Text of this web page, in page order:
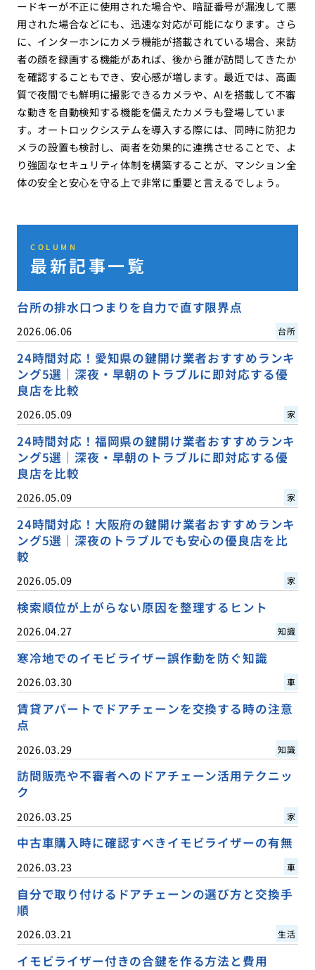
ードキーが不正に使用された場合や、暗証番号が漏洩して悪
用された場合などにも、迅速な対応が可能になります。さら
に、インターホンにカメラ機能が搭載されている場合、来訪
者の顔を録画する機能があれば、後から誰が訪問してきたか
を確認することもでき、安心感が増します。最近では、高画
質で夜間でも鮮明に撮影できるカメラや、AIを搭載して不審
な動きを自動検知する機能を備えたカメラも登場していま
す。オートロックシステムを導入する際には、同時に防犯カ
メラの設置も検討し、両者を効果的に連携させることで、よ
り強固なセキュリティ体制を構築することが、マンション全
体の安全と安心を守る上で非常に重要と言えるでしょう。
COLUMN
最新記事一覧
台所の排水口つまりを自力で直す限界点
2026.06.06 台所
24時間対応！愛知県の鍵開け業者おすすめランキ
ング5選｜深夜・早朝のトラブルに即対応する優
良店を比較
2026.05.09 家
24時間対応！福岡県の鍵開け業者おすすめランキ
ング5選｜深夜・早朝のトラブルに即対応する優
良店を比較
2026.05.09 家
24時間対応！大阪府の鍵開け業者おすすめランキ
ング5選｜深夜のトラブルでも安心の優良店を比
較
2026.05.09 家
検索順位が上がらない原因を整理するヒント
2026.04.27 知識
寒冷地でのイモビライザー誤作動を防ぐ知識
2026.03.30 車
賃貸アパートでドアチェーンを交換する時の注意
点
2026.03.29 知識
訪問販売や不審者へのドアチェーン活用テクニッ
ク
2026.03.25 家
中古車購入時に確認すべきイモビライザーの有無
2026.03.23 車
自分で取り付けるドアチェーンの選び方と交換手
順
2026.03.21 生活
イモビライザー付きの合鍵を作る方法と費用